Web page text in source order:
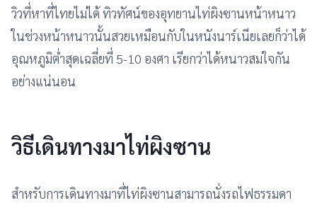
วิวที่หาที่ไทยไม่ได้ ทิวทัศน์ของอุทยานไท่ผิงซานหน้าหนาว
ในช่วงหน้าหนาวนั้นสวยเหมือนกับในหนังนาร์เนียเลยก็ว่าได้
อุณหภูมิต่ำสุดเฉลี่ยที่ 5-10 องศา เรียกว่าได้หนาวสมใจกัน
อย่างแน่นอน
วิธีเดินทางมาไท่ผิงซาน
สำหรับการเดินทางมาที่ไท่ผิงซานสามารถนั่งรถไฟธรรมดา